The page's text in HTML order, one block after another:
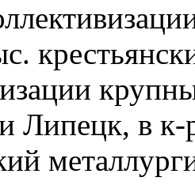
Липецк, в к-